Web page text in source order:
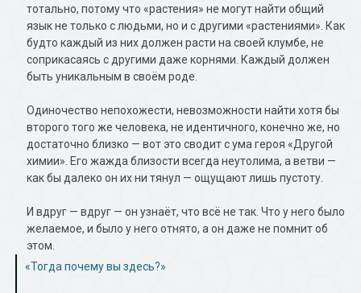
тотально, потому что «растения» не могут найти общий
язык не только с людьми, но и с другими «растениями». Как
будто каждый из них должен расти на своей клумбе, не
соприкасаясь с другими даже корнями. Каждый должен
быть уникальным в своём роде.
Одиночество непохожести, невозможности найти хотя бы
второго того же человека, не идентичного, конечно же, но
достаточно близко — вот это сводит с ума героя «Другой
химии». Его жажда близости всегда неутолима, а ветви —
как бы далеко он их ни тянул — ощущают лишь пустоту.
И вдруг — вдруг — он узнаёт, что всё не так. Что у него было
желаемое, и было у него отнято, а он даже не помнит об
этом.
«Тогда почему вы здесь?»